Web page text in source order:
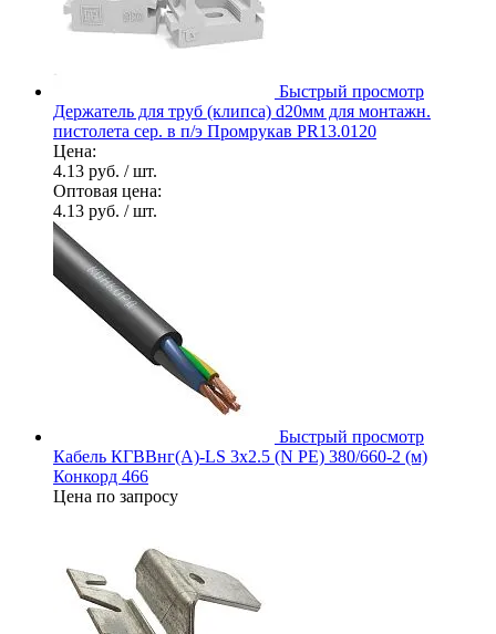
Быстрый просмотр
Держатель для труб (клипса) d20мм для монтажн.
пистолета сер. в п/э Промрукав PR13.0120
Цена:
4.13 руб. / шт.
Оптовая цена:
4.13 руб. / шт.
Быстрый просмотр
Кабель КГВВнг(А)-LS 3х2.5 (N PE) 380/660-2 (м)
Конкорд 466
Цена по запросу